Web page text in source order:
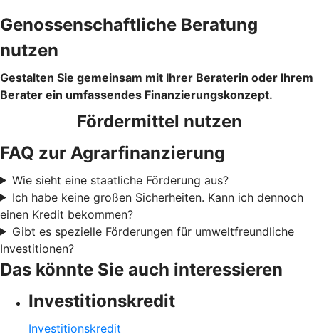
Genossenschaftliche Beratung
nutzen
Gestalten Sie gemeinsam mit Ihrer Beraterin oder Ihrem
Berater ein umfassendes Finanzierungskonzept.
Fördermittel nutzen
FAQ zur Agrarfinanzierung
Wie sieht eine staatliche Förderung aus?
Ich habe keine großen Sicherheiten. Kann ich dennoch
einen Kredit bekommen?
Gibt es spezielle Förderungen für umweltfreundliche
Investitionen?
Das könnte Sie auch interessieren
Investitionskredit
Investitionskredit